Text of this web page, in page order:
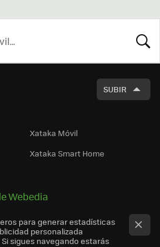
SUBIR
Xataka Móvil
Xataka Smart Home
Webedia
para generar estadísticas
personalizada
sigues navegando estarás